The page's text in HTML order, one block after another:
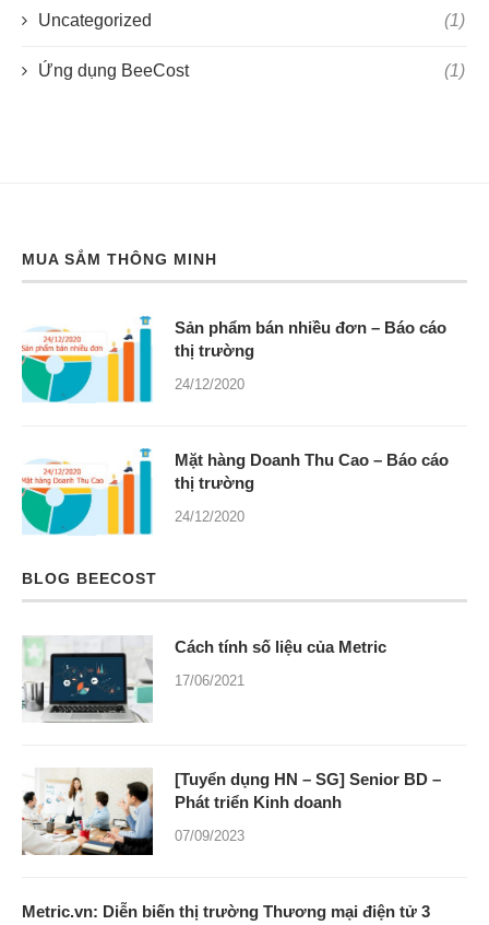
Uncategorized (1)
Ứng dụng BeeCost (1)
MUA SẮM THÔNG MINH
Sản phẩm bán nhiều đơn – Báo cáo
thị trường
24/12/2020
Mặt hàng Doanh Thu Cao – Báo cáo
thị trường
24/12/2020
BLOG BEECOST
Cách tính số liệu của Metric
17/06/2021
[Tuyển dụng HN – SG] Senior BD –
Phát triển Kinh doanh
07/09/2023
Metric.vn: Diễn biến thị trường Thương mại điện tử 3